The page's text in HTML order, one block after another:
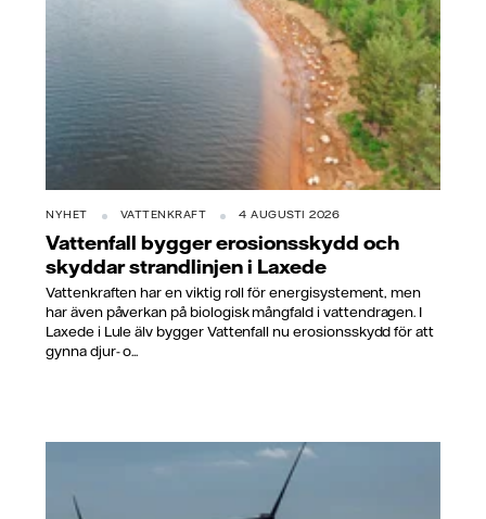
NYHET VATTENKRAFT 4 AUGUSTI 2026
Vattenfall bygger erosionsskydd och
skyddar strandlinjen i Laxede
Vattenkraften har en viktig roll för energisystement, men
har även påverkan på biologisk mångfald i vattendragen. I
Laxede i Lule älv bygger Vattenfall nu erosionsskydd för att
gynna djur- o...